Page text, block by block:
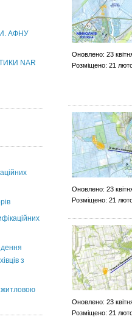
АФНУ
NAR
з
житловою
Оновлено: 23
Розміщено: 21
Оновлено: 23
Розміщено: 21
Оновлено: 23
Розміщено: 21